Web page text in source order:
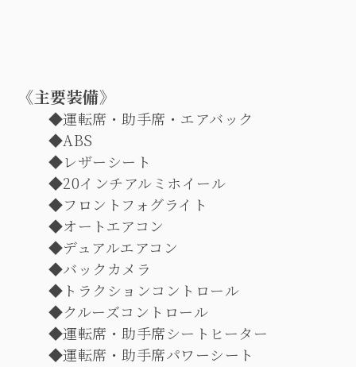
《主要装備》
◆運転席・助手席・エアバック
◆ABS
◆レザーシート
◆20インチアルミホイール
◆フロントフォグライト
◆オートエアコン
◆デュアルエアコン
◆バックカメラ
◆ トラクションコントロール
◆クルーズコントロール
◆運転席・助手席シートヒーター
◆運転席・助手席パワーシート